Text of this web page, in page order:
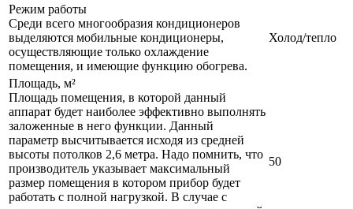
Режим работы
Среди всего многообразия кондиционеров
выделяются мобильные кондиционеры,
осуществляющие только охлаждение
помещения, и имеющие функцию обогрева.
Холод/тепло
Площадь, м²
Площадь помещения, в которой данный
аппарат будет наиболее эффективно выполнять
заложенные в него функции. Данный
параметр высчитывается исходя из средней
высоты потолков 2,6 метра. Надо помнить, что
производитель указывает максимальный
размер помещения в котором прибор будет
работать с полной нагрузкой. В случае с
50